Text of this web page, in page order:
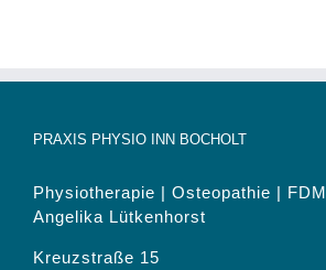
PRAXIS PHYSIO INN BOCHOLT
Physiotherapie | Osteopathie | FDM
Angelika Lütkenhorst
Kreuzstraße 15